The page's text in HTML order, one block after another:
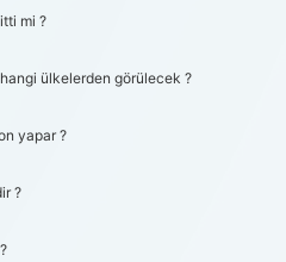
mi ?
ülkelerden görülecek ?
yapar ?
?